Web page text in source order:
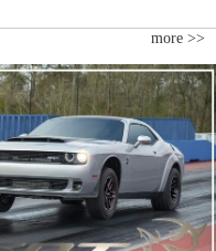
more >>